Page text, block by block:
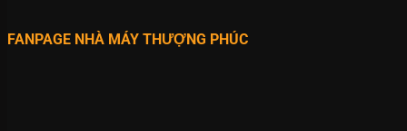
FANPAGE NHÀ MÁY THƯỢNG PHÚC